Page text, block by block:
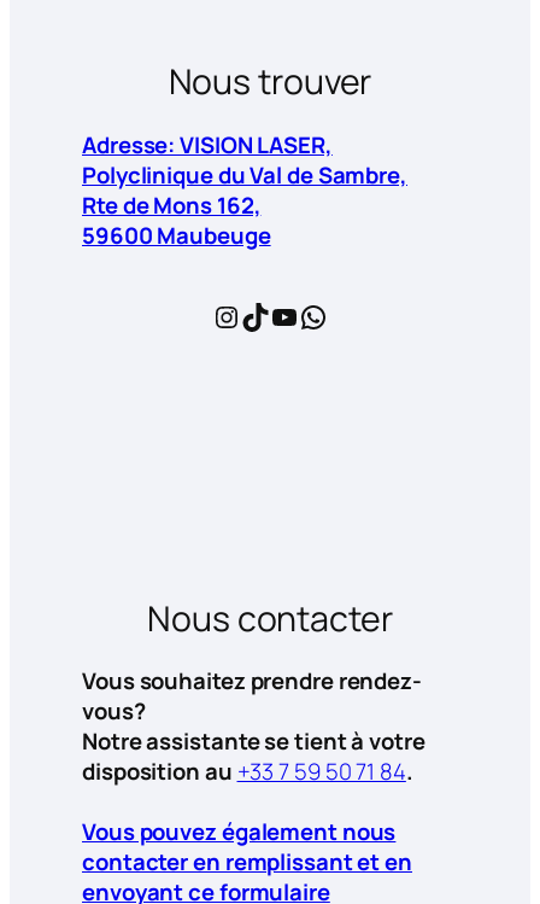
Nous trouver
Adresse: VISION LASER,
Polyclinique du Val de Sambre,
Rte de Mons 162,
59600 Maubeuge
InstagramTikTok YouTube WhatsApp
Nous contacter
Vous souhaitez prendre rendez-
vous?
Notre assistante se tient à votre
disposition au +33 7 59 50 71 84.
Vous pouvez également nous
contacter en remplissant et en
envoyant ce formulaire